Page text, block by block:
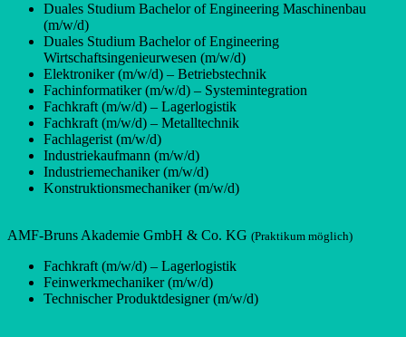
Duales Studium Bachelor of Engineering Maschinenbau
(m/w/d)
Duales Studium Bachelor of Engineering
Wirtschaftsingenieurwesen (m/w/d)
Elektroniker (m/w/d) – Betriebstechnik
Fachinformatiker (m/w/d) – Systemintegration
Fachkraft (m/w/d) – Lagerlogistik
Fachkraft (m/w/d) – Metalltechnik
Fachlagerist (m/w/d)
Industriekaufmann (m/w/d)
Industriemechaniker (m/w/d)
Konstruktionsmechaniker (m/w/d)
AMF-Bruns Akademie GmbH & Co. KG (Praktikum möglich)
Fachkraft (m/w/d) – Lagerlogistik
Feinwerkmechaniker (m/w/d)
Technischer Produktdesigner (m/w/d)